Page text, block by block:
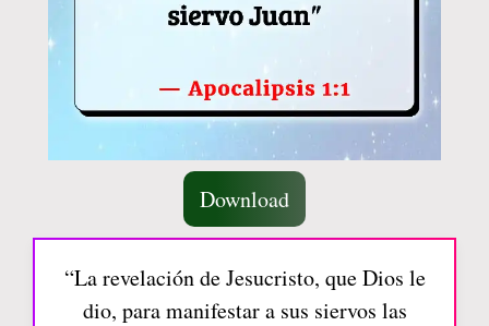
Download
“La revelación de Jesucristo, que Dios le
dio, para manifestar a sus siervos las